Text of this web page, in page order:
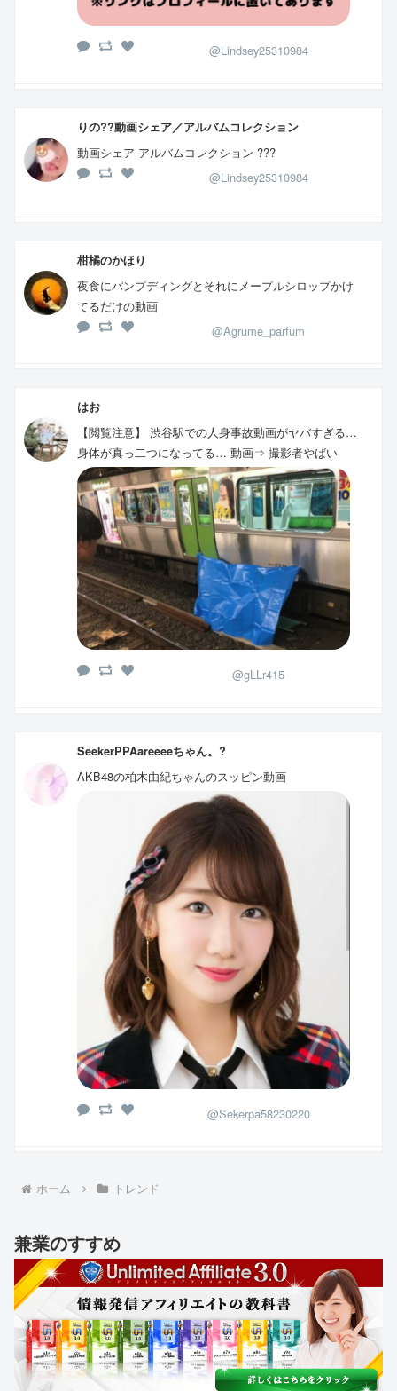
@Lindsey25310984
りの??動画シェア／アルバムコレクション
動画シェア アルバムコレクション ???
@Lindsey25310984
柑橘のかほり
夜食にパンプディングとそれにメープルシロップかけ
てるだけの動画
@Agrume_parfum
はお
【閲覧注意】 渋谷駅での人身事故動画がヤバすぎる…
身体が真っ二つになってる… 動画⇒ 撮影者やばい
@gLLr415
SeekerPPAareeeeちゃん。?
AKB48の柏木由紀ちゃんのスッピン動画
@Sekerpa58230220
ホーム トレンド
兼業のすすめ